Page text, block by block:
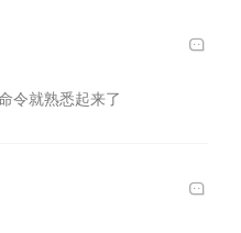
令就熟悉起来了